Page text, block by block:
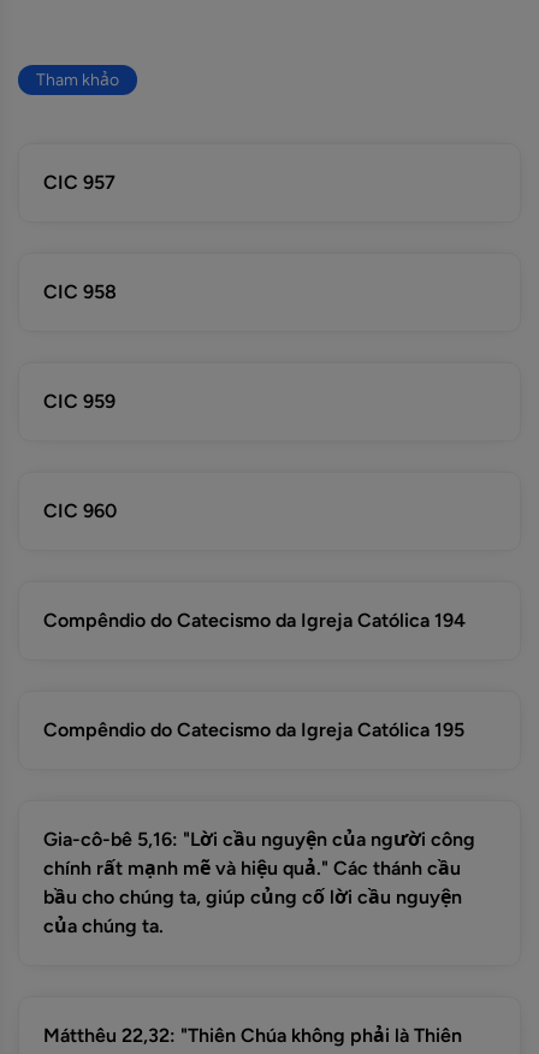
Tham khảo
CIC 957
CIC 958
CIC 959
CIC 960
Compêndio do Catecismo da Igreja Católica 194
Compêndio do Catecismo da Igreja Católica 195
Gia-cô-bê 5,16: "Lời cầu nguyện của người công
chính rất mạnh mẽ và hiệu quả." Các thánh cầu
bầu cho chúng ta, giúp củng cố lời cầu nguyện
của chúng ta.
Mátthêu 22,32: "Thiên Chúa không phải là Thiên